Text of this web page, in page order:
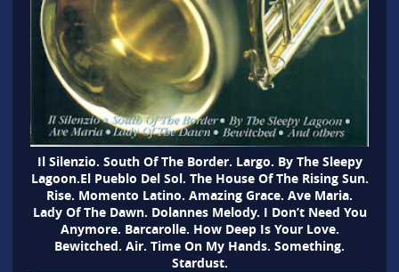
Il Silenzio. South Of The Border. Largo. By The Sleepy
Lagoon.El Pueblo Del Sol. The House Of The Rising Sun.
Rise. Momento Latino. Amazing Grace. Ave Maria.
Lady Of The Dawn. Dolannes Melody. I Don’t Need You
Anymore. Barcarolle. How Deep Is Your Love.
Bewitched. Air. Time On My Hands. Something.
Stardust.